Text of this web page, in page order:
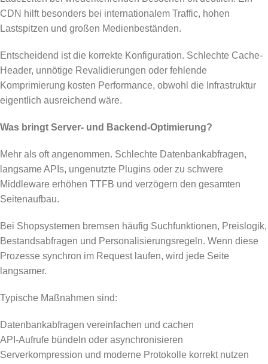
CDN hilft besonders bei internationalem Traffic, hohen
Lastspitzen und großen Medienbeständen.
Entscheidend ist die korrekte Konfiguration. Schlechte Cache-
Header, unnötige Revalidierungen oder fehlende
Komprimierung kosten Performance, obwohl die Infrastruktur
eigentlich ausreichend wäre.
Was bringt Server- und Backend-Optimierung?
Mehr als oft angenommen. Schlechte Datenbankabfragen,
langsame APIs, ungenutzte Plugins oder zu schwere
Middleware erhöhen TTFB und verzögern den gesamten
Seitenaufbau.
Bei Shopsystemen bremsen häufig Suchfunktionen, Preislogik,
Bestandsabfragen und Personalisierungsregeln. Wenn diese
Prozesse synchron im Request laufen, wird jede Seite
langsamer.
Typische Maßnahmen sind:
Datenbankabfragen vereinfachen und cachen
API-Aufrufe bündeln oder asynchronisieren
Serverkompression und moderne Protokolle korrekt nutzen